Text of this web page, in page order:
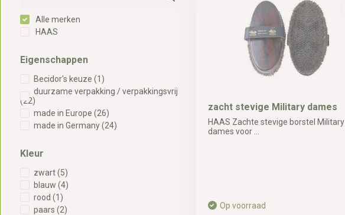
Alle merken
HAAS
Eigenschappen
Becidor's keuze (1)
duurzame verpakking / verpakkingsvrij
(22)
made in Europe (26)
made in Germany(24)
Kleur
zwart(5)
blauw (4)
rood (1)
paars (2)
zacht stevige Military dames
HAAS Zachte stevige borstel Military
dames voor ...
Op voorraad